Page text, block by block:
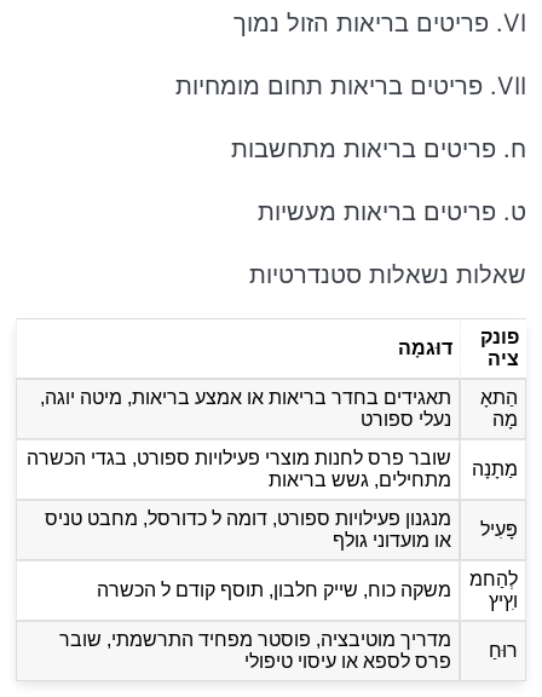
VI. פריטים בריאות הזול נמוך
VII. פריטים בריאות תחום מומחיות
ח. פריטים בריאות מתחשבות
ט. פריטים בריאות מעשיות
שאלות נשאלות סטנדרטיות
פונק
ציה
דוּגמָה
הַתאָ
מָה
תאגידים בחדר בריאות או אמצע בריאות, מיטה יוגה,
נעלי ספורט
מַתָנָה
שובר פרס לחנות מוצרי פעילויות ספורט, בגדי הכשרה
מתחילים, גשש בריאות
פָּעִיל
מנגנון פעילויות ספורט, דומה ל כדורסל, מחבט טניס
או מועדוני גולף
לְהַחמ
וץִיץ
משקה כוח, שייק חלבון, תוסף קודם ל הכשרה
רוּחַ
מדריך מוטיבציה, פוסטר מפחיד התרשמתי, שובר
פרס לספא או עיסוי טיפולי